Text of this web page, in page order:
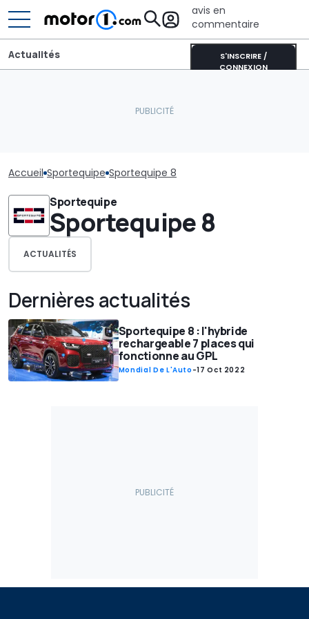
avis en
commentaire
S'INSCRIRE /
CONNEXION
Actualités
Accueil Sportequipe Sportequipe 8
Sportequipe
Sportequipe 8
ACTUALITÉS
Dernières actualités
Sportequipe 8 : l'hybride
rechargeable 7 places qui
fonctionne au GPL
Mondial De L'Auto -17 Oct 2022